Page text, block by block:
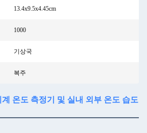
13.4x9.5x4.45cm
1000
기상국
복주
온도 측정기 및 실내 외부 온도 습도